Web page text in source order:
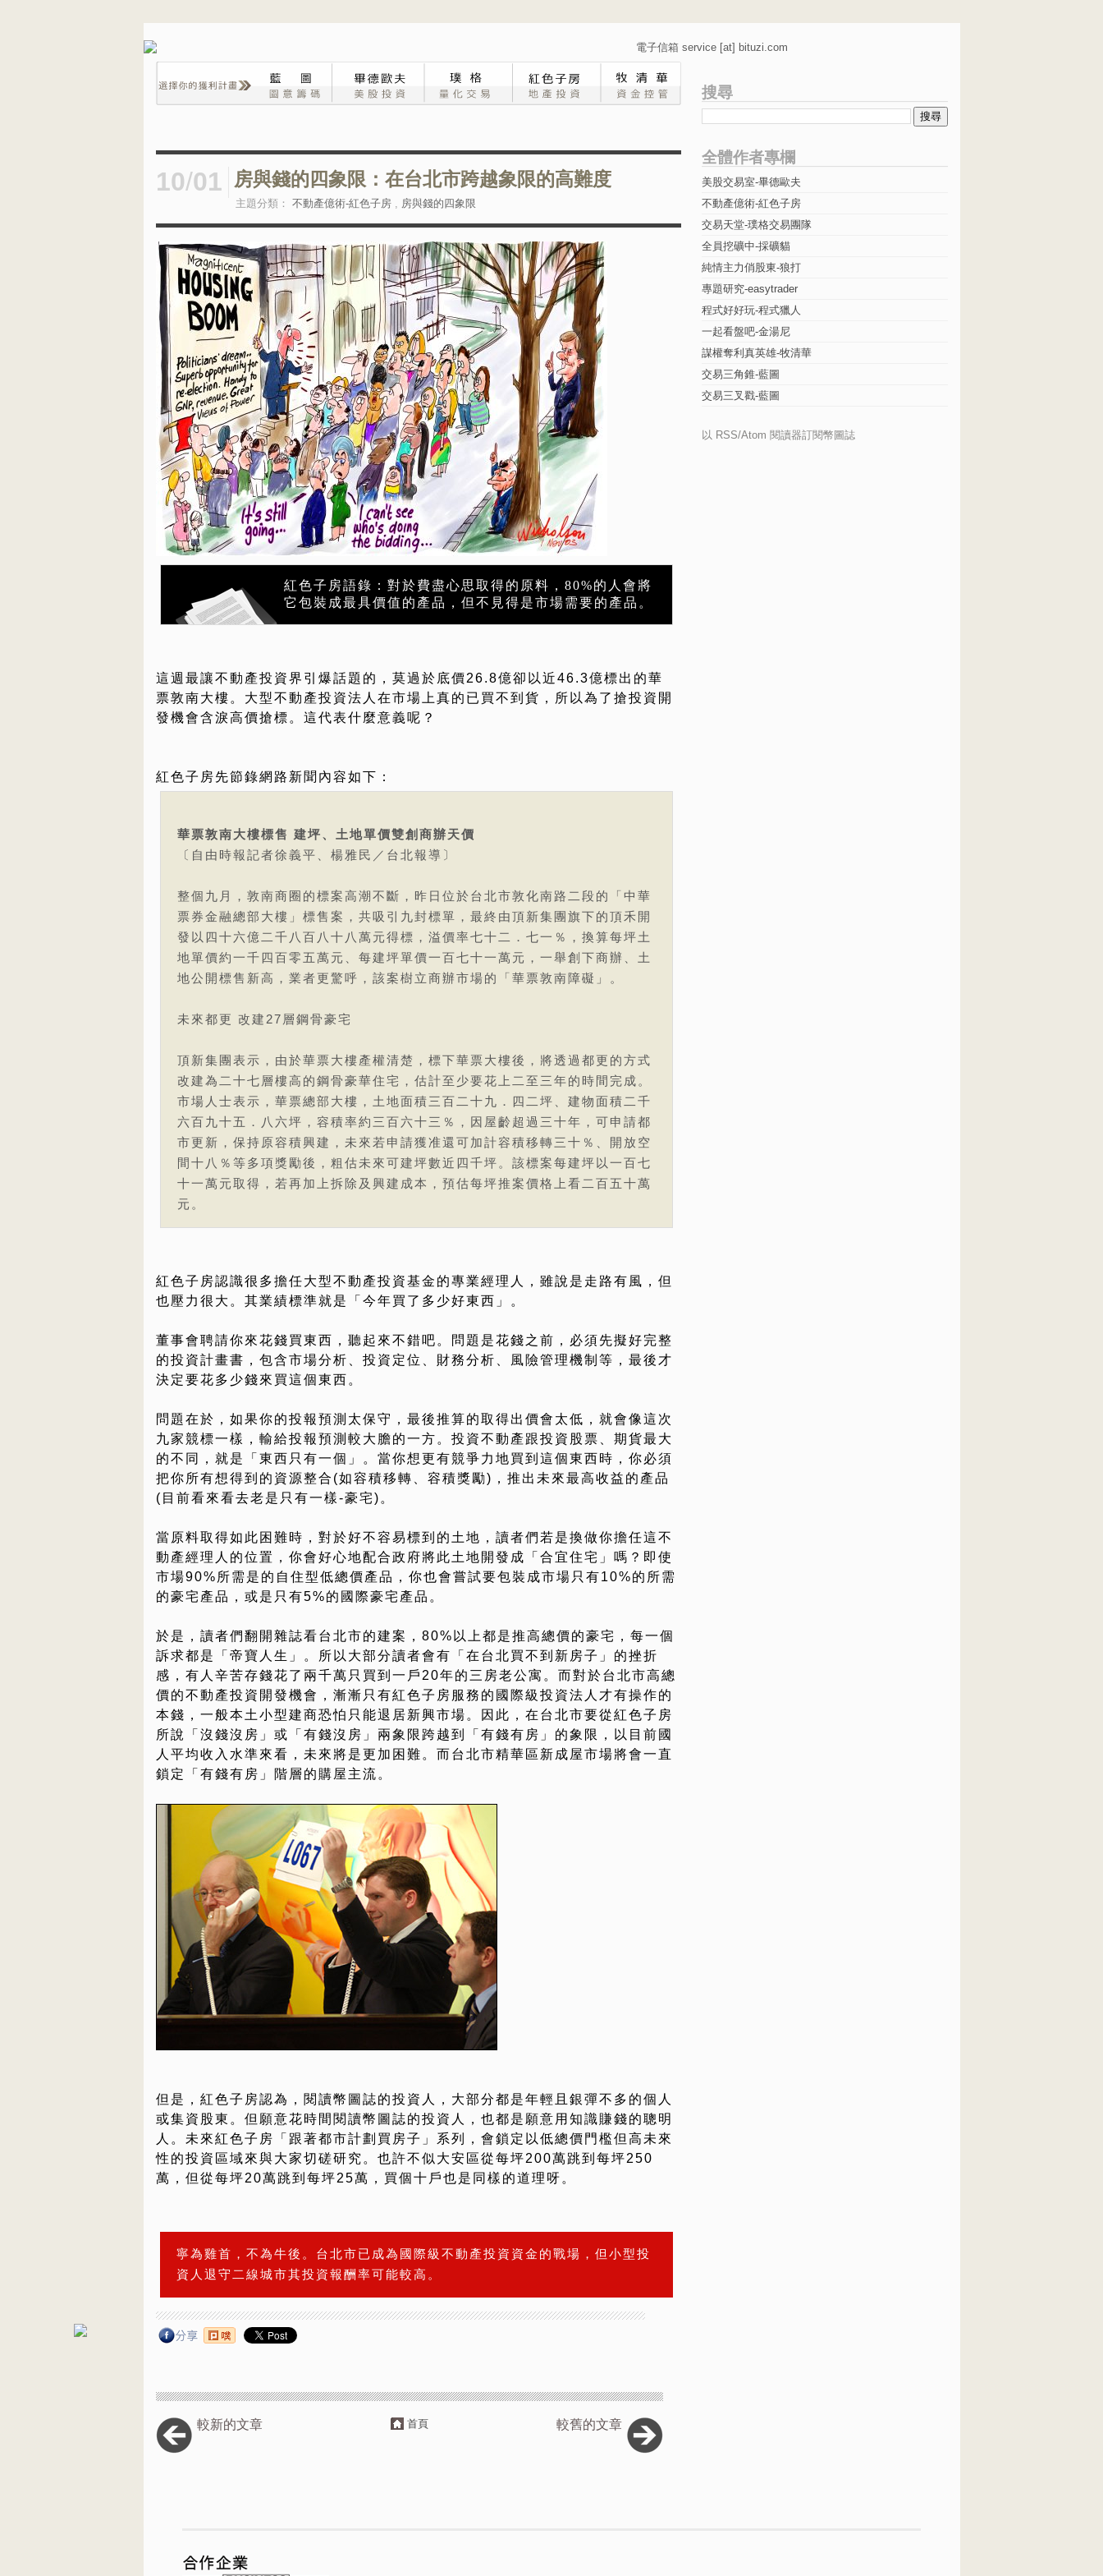
電子信箱 service [at] bituzi.com
10/01 房與錢的四象限：在台北市跨越象限的高難度
主題分類： 不動產億術-紅色子房, 房與錢的四象限
紅色子房語錄：對於費盡心思取得的原料，80%的人會將
它包裝成最具價值的產品，但不見得是市場需要的產品。
這週最讓不動產投資界引爆話題的，莫過於底價26.8億卻以近46.3億標出的華
票敦南大樓。大型不動產投資法人在市場上真的已買不到貨，所以為了搶投資開
發機會含淚高價搶標。這代表什麼意義呢？
紅色子房先節錄網路新聞內容如下：
華票敦南大樓標售 建坪、土地單價雙創商辦天價
〔自由時報記者徐義平、楊雅民／台北報導〕
整個九月，敦南商圈的標案高潮不斷，昨日位於台北市敦化南路二段的「中華
票券金融總部大樓」標售案，共吸引九封標單，最終由頂新集團旗下的頂禾開
發以四十六億二千八百八十八萬元得標，溢價率七十二．七一％，換算每坪土
地單價約一千四百零五萬元、每建坪單價一百七十一萬元，一舉創下商辦、土
地公開標售新高，業者更驚呼，該案樹立商辦市場的「華票敦南障礙」。
未來都更 改建27層鋼骨豪宅
頂新集團表示，由於華票大樓產權清楚，標下華票大樓後，將透過都更的方式
改建為二十七層樓高的鋼骨豪華住宅，估計至少要花上二至三年的時間完成。
市場人士表示，華票總部大樓，土地面積三百二十九．四二坪、建物面積二千
六百九十五．八六坪，容積率約三百六十三％，因屋齡超過三十年，可申請都
市更新，保持原容積興建，未來若申請獲准還可加計容積移轉三十％、開放空
間十八％等多項獎勵後，粗估未來可建坪數近四千坪。該標案每建坪以一百七
十一萬元取得，若再加上拆除及興建成本，預估每坪推案價格上看二百五十萬
元。
紅色子房認識很多擔任大型不動產投資基金的專業經理人，雖說是走路有風，但
也壓力很大。其業績標準就是「今年買了多少好東西」。
董事會聘請你來花錢買東西，聽起來不錯吧。問題是花錢之前，必須先擬好完整
的投資計畫書，包含市場分析、投資定位、財務分析、風險管理機制等，最後才
決定要花多少錢來買這個東西。
問題在於，如果你的投報預測太保守，最後推算的取得出價會太低，就會像這次
九家競標一樣，輸給投報預測較大膽的一方。投資不動產跟投資股票、期貨最大
的不同，就是「東西只有一個」。當你想更有競爭力地買到這個東西時，你必須
把你所有想得到的資源整合(如容積移轉、容積獎勵)，推出未來最高收益的產品
(目前看來看去老是只有一樣-豪宅)。
當原料取得如此困難時，對於好不容易標到的土地，讀者們若是換做你擔任這不
動產經理人的位置，你會好心地配合政府將此土地開發成「合宜住宅」嗎？即使
市場90%所需是的自住型低總價產品，你也會嘗試要包裝成市場只有10%的所需
的豪宅產品，或是只有5%的國際豪宅產品。
於是，讀者們翻開雜誌看台北市的建案，80%以上都是推高總價的豪宅，每一個
訴求都是「帝寶人生」。所以大部分讀者會有「在台北買不到新房子」的挫折
感，有人辛苦存錢花了兩千萬只買到一戶20年的三房老公寓。而對於台北市高總
價的不動產投資開發機會，漸漸只有紅色子房服務的國際級投資法人才有操作的
本錢，一般本土小型建商恐怕只能退居新興市場。因此，在台北市要從紅色子房
所說「沒錢沒房」或「有錢沒房」兩象限跨越到「有錢有房」的象限，以目前國
人平均收入水準來看，未來將是更加困難。而台北市精華區新成屋市場將會一直
鎖定「有錢有房」階層的購屋主流。
但是，紅色子房認為，閱讀幣圖誌的投資人，大部分都是年輕且銀彈不多的個人
或集資股東。但願意花時間閱讀幣圖誌的投資人，也都是願意用知識賺錢的聰明
人。未來紅色子房「跟著都市計劃買房子」系列，會鎖定以低總價門檻但高未來
性的投資區域來與大家切磋研究。也許不似大安區從每坪200萬跳到每坪250
萬，但從每坪20萬跳到每坪25萬，買個十戶也是同樣的道理呀。
寧為雞首，不為牛後。台北市已成為國際級不動產投資資金的戰場，但小型投
資人退守二線城市其投資報酬率可能較高。
較新的文章 較舊的文章
首頁
搜尋
全體作者專欄
美股交易室-畢德歐夫
不動產億術-紅色子房
交易天堂-璞格交易團隊
全員挖礦中-採礦貓
純情主力俏股東-狼打
專題研究-easytrader
程式好好玩-程式獵人
一起看盤吧-金湯尼
謀權奪利真英雄-牧清華
交易三角錐-藍圖
交易三叉戳-藍圖
以 RSS/Atom 閱讀器訂閱幣圖誌